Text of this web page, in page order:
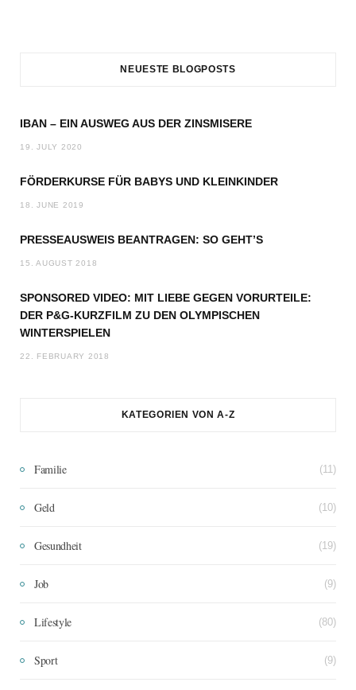
NEUESTE BLOGPOSTS
IBAN – EIN AUSWEG AUS DER ZINSMISERE
19. JULY 2020
FÖRDERKURSE FÜR BABYS UND KLEINKINDER
18. JUNE 2019
PRESSEAUSWEIS BEANTRAGEN: SO GEHT’S
15. AUGUST 2018
SPONSORED VIDEO: MIT LIEBE GEGEN VORURTEILE:
DER P&G-KURZFILM ZU DEN OLYMPISCHEN
WINTERSPIELEN
22. FEBRUARY 2018
KATEGORIEN VON A-Z
Familie (11)
Geld (10)
Gesundheit (19)
Job (9)
Lifestyle (80)
Sport (9)